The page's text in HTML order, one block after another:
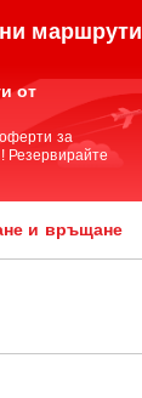
маршрути
от
за
Резервирайте
и връщане